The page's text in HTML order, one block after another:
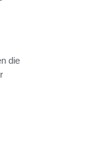
die